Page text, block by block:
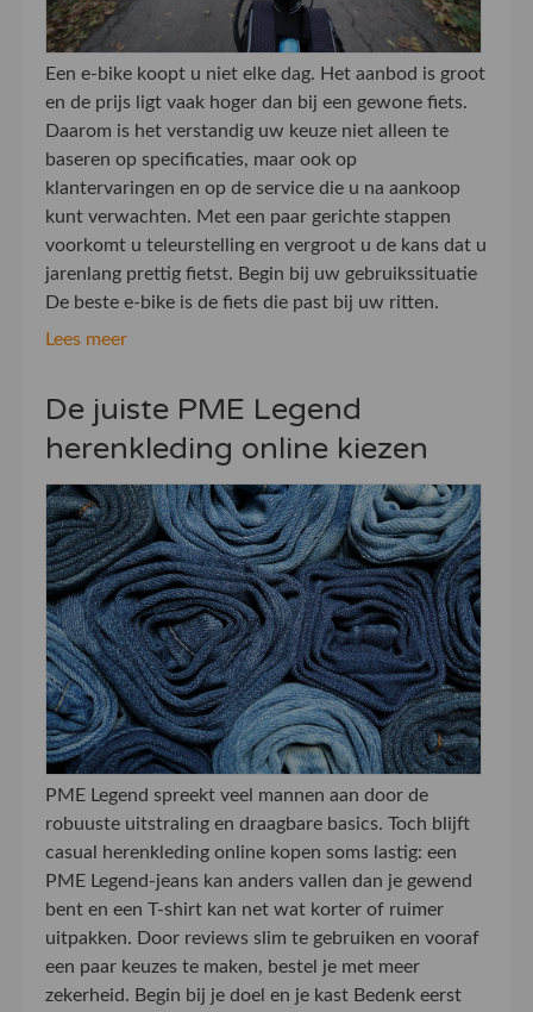
Een e-bike koopt u niet elke dag. Het aanbod is groot
en de prijs ligt vaak hoger dan bij een gewone fiets.
Daarom is het verstandig uw keuze niet alleen te
baseren op specificaties, maar ook op
klantervaringen en op de service die u na aankoop
kunt verwachten. Met een paar gerichte stappen
voorkomt u teleurstelling en vergroot u de kans dat u
jarenlang prettig fietst. Begin bij uw gebruikssituatie
De beste e-bike is de fiets die past bij uw ritten.
Lees meer
De juiste PME Legend
herenkleding online kiezen
PME Legend spreekt veel mannen aan door de
robuuste uitstraling en draagbare basics. Toch blijft
casual herenkleding online kopen soms lastig: een
PME Legend-jeans kan anders vallen dan je gewend
bent en een T-shirt kan net wat korter of ruimer
uitpakken. Door reviews slim te gebruiken en vooraf
een paar keuzes te maken, bestel je met meer
zekerheid. Begin bij je doel en je kast Bedenk eerst